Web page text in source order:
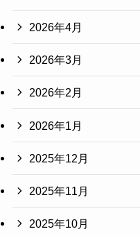
2026年4月
2026年3月
2026年2月
2026年1月
2025年12月
2025年11月
2025年10月